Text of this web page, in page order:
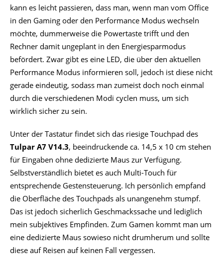
kann es leicht passieren, dass man, wenn man vom Office
in den Gaming oder den Performance Modus wechseln
möchte, dummerweise die Powertaste trifft und den
Rechner damit ungeplant in den Energiesparmodus
befördert. Zwar gibt es eine LED, die über den aktuellen
Performance Modus informieren soll, jedoch ist diese nicht
gerade eindeutig, sodass man zumeist doch noch einmal
durch die verschiedenen Modi cyclen muss, um sich
wirklich sicher zu sein.
Unter der Tastatur findet sich das riesige Touchpad des
Tulpar A7 V14.3, beeindruckende ca. 14,5 x 10 cm stehen
für Eingaben ohne dedizierte Maus zur Verfügung.
Selbstverständlich bietet es auch Multi-Touch für
entsprechende Gestensteuerung. Ich persönlich empfand
die Oberfläche des Touchpads als unangenehm stumpf.
Das ist jedoch sicherlich Geschmackssache und lediglich
mein subjektives Empfinden. Zum Gamen kommt man um
eine dedizierte Maus sowieso nicht drumherum und sollte
diese auf Reisen auf keinen Fall vergessen.